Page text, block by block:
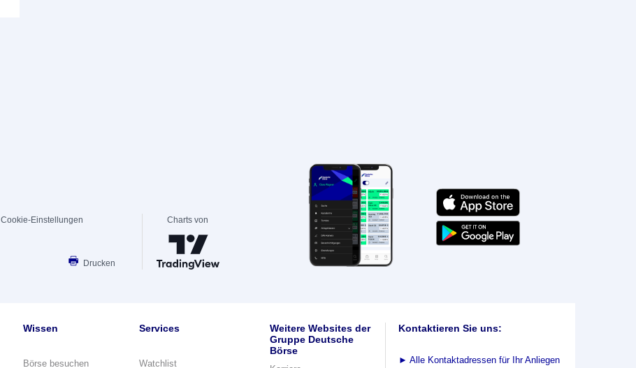
Cookie-Einstellungen
Drucken
Charts von
Wissen
Börse besuchen
Services
Watchlist
Weitere Websites der
Gruppe Deutsche
Börse
Kontaktieren Sie uns:
► Alle Kontaktadressen für Ihr Anliegen